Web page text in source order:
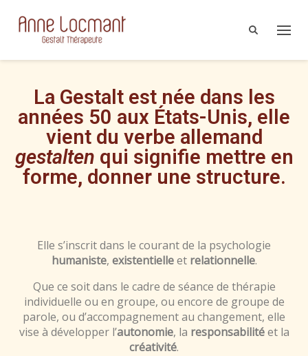
La Gestalt est née dans les
années 50 aux États-Unis, elle
vient du verbe allemand
gestalten qui signifie mettre en
forme, donner une structure.
Elle s’inscrit dans le courant de la psychologie
humaniste, existentielleet relationnelle.
Que ce soit dans le cadre de séance de thérapie
individuelle ou en groupe, ou encore de groupe de
parole, ou d’accompagnement au changement, elle
vise à développer l’autonomie, la responsabilitéet la
créativité.